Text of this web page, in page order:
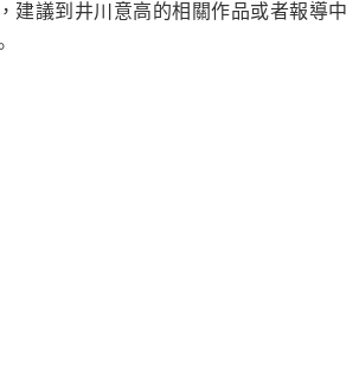
建議到井川意高的相關作品或者報導中